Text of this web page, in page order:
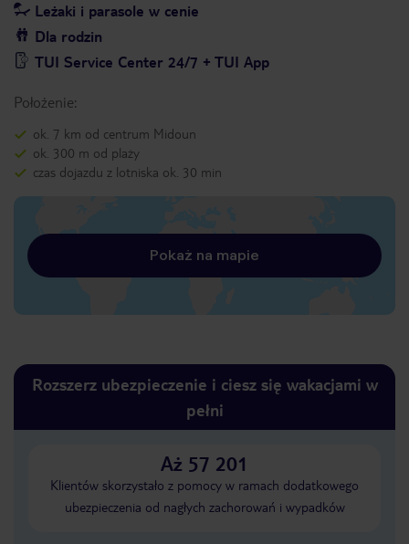
Leżaki i parasole w cenie
Dla rodzin
TUI Service Center 24/7 + TUI App
Położenie:
ok. 7 km od centrum Midoun
ok. 300 m od plaży
czas dojazdu z lotniska ok. 30 min
Pokaż na mapie
Rozszerz ubezpieczenie i ciesz się wakacjami w
pełni
Aż 57 201
Klientów skorzystało z pomocy w ramach dodatkowego
ubezpieczenia od nagłych zachorowań i wypadków